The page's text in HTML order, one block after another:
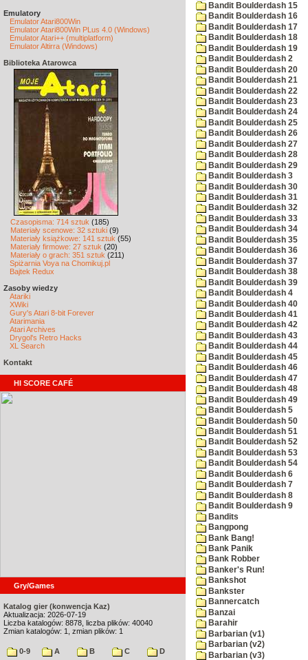
Emulatory
Emulator Atari800Win
Emulator Atari800Win PLus 4.0 (Windows)
Emulator Atari++ (multiplatform)
Emulator Altirra (Windows)
Biblioteka Atarowca
Czasopisma: 714 sztuk (185)
Materiały scenowe: 32 sztuki (9)
Materiały książkowe: 141 sztuk (55)
Materiały firmowe: 27 sztuk (20)
Materiały o grach: 351 sztuk (211)
Spiżarnia Voya na Chomikuj.pl
Bajtek Redux
Zasoby wiedzy
Atariki
XWiki
Gury's Atari 8-bit Forever
Atarimania
Atari Archives
Drygol's Retro Hacks
XL Search
Kontakt
HI SCORE CAFÉ
Gry/Games
Katalog gier (konwencja Kaz)
Aktualizacja: 2026-07-19
Liczba katalogów: 8878, liczba plików: 40040
Zmian katalogów: 1, zmian plików: 1
0-9 A B C
D
Bandit Boulderdash 15
Bandit Boulderdash 16
Bandit Boulderdash 17
Bandit Boulderdash 18
Bandit Boulderdash 19
Bandit Boulderdash 2
Bandit Boulderdash 20
Bandit Boulderdash 21
Bandit Boulderdash 22
Bandit Boulderdash 23
Bandit Boulderdash 24
Bandit Boulderdash 25
Bandit Boulderdash 26
Bandit Boulderdash 27
Bandit Boulderdash 28
Bandit Boulderdash 29
Bandit Boulderdash 3
Bandit Boulderdash 30
Bandit Boulderdash 31
Bandit Boulderdash 32
Bandit Boulderdash 33
Bandit Boulderdash 34
Bandit Boulderdash 35
Bandit Boulderdash 36
Bandit Boulderdash 37
Bandit Boulderdash 38
Bandit Boulderdash 39
Bandit Boulderdash 4
Bandit Boulderdash 40
Bandit Boulderdash 41
Bandit Boulderdash 42
Bandit Boulderdash 43
Bandit Boulderdash 44
Bandit Boulderdash 45
Bandit Boulderdash 46
Bandit Boulderdash 47
Bandit Boulderdash 48
Bandit Boulderdash 49
Bandit Boulderdash 5
Bandit Boulderdash 50
Bandit Boulderdash 51
Bandit Boulderdash 52
Bandit Boulderdash 53
Bandit Boulderdash 54
Bandit Boulderdash 6
Bandit Boulderdash 7
Bandit Boulderdash 8
Bandit Boulderdash 9
Bandits
Bangpong
Bank Bang!
Bank Panik
Bank Robber
Banker's Run!
Bankshot
Bankster
Bannercatch
Banzai
Barahir
Barbarian (v1)
Barbarian (v2)
Barbarian (v3)